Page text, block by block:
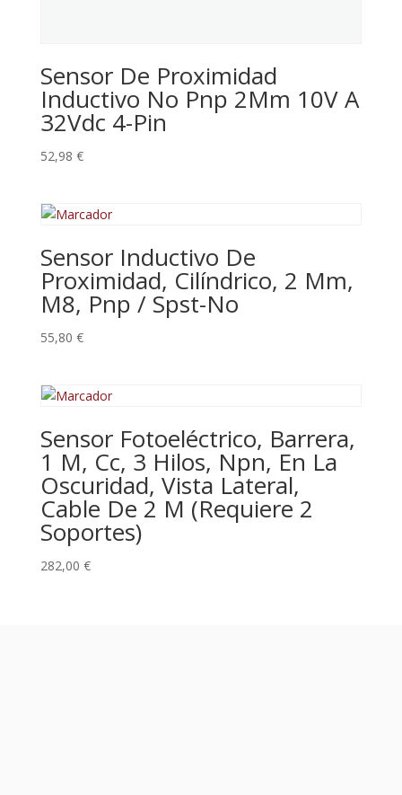
Sensor De Proximidad
Inductivo No Pnp 2Mm 10V A
32Vdc 4-Pin
52,98 €
Sensor Inductivo De
Proximidad, Cilíndrico, 2 Mm,
M8, Pnp / Spst-No
55,80 €
Sensor Fotoeléctrico, Barrera,
1 M, Cc, 3 Hilos, Npn, En La
Oscuridad, Vista Lateral,
Cable De 2 M (Requiere 2
Soportes)
282,00 €